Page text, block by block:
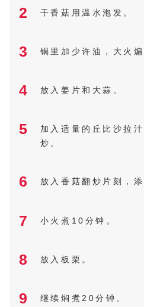
2 干香菇用温水泡发。
3 锅里加少许油，大火煸
4 放入姜片和大蒜。
5
加入适量的丘比沙拉
炒。
6 放入香菇翻炒片刻，添
7 小火煮10分钟。
8 放入板栗。
9 继续焖煮20分钟。